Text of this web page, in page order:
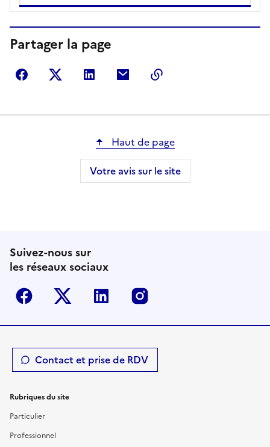
Partager la page
Partager sur Facebook
Partager sur Twitter
Partager sur LinkedIn
Partager par courriel
Haut de page
Votre avis sur le site
Suivez-nous sur
les réseaux sociaux
Facebook Twitter-X Linkedin
Contact et prise de RDV
Rubriques du site
Particulier
Professionnel